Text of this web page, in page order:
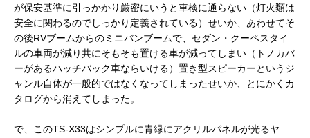
が保安基準に引っかかり厳密にいうと車検に通らない（灯火類は
安全に関わるのでしっかり定義されている）せいか、あわせてそ
の後RVブームからのミニバンブームで、セダン・クーペスタイ
ルの車両が減り共にそもそも置ける車が減ってしまい（トノカバ
ーがあるハッチバック車ならいける）置き型スピーカーというジ
ャンル自体が一般的ではなくなってしまったせいか、とにかくカ
タログから消えてしまった。
で、このTS-X33はシンプルに青緑にアクリルパネルが光るヤ